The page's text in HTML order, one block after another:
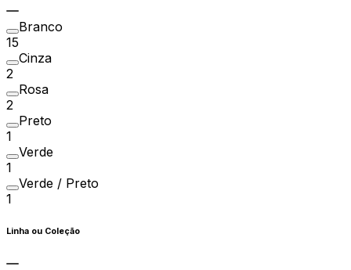
Branco
15
Cinza
2
Rosa
2
Preto
1
Verde
1
Verde / Preto
1
Linha ou Coleção